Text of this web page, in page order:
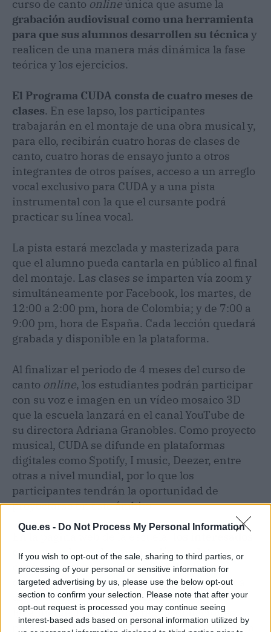
Que.es - Do Not Process My Personal Information
If you wish to opt-out of the sale, sharing to third parties, or
processing of your personal or sensitive information for
targeted advertising by us, please use the below opt-out
section to confirm your selection. Please note that after your
opt-out request is processed you may continue seeing
interest-based ads based on personal information utilized by
curso de canto online única que asume la
grabación audiovisual como una herramienta
para que sus alumnos desarrollen su técnica y
realicen de una manera más dinámica la fase
teórica y los ejercicios.
El Programa CUDA consta de cuatro meses de
clases. En ese lapso, los participantes
trabajarán en el montaje de una obra musical y,
para ello, recibirán cuatro horas de clases de
canto, cuatro horas de ensayo junto a otros
integrantes de otros países, acceso a un arreglo
vocal exclusivo para CUDA y a una pista
instrumental con la que el cursante podrá
practicar su línea vocal.
La pista estará mezclada y masterizada para
que el alumno pueda cantarla en público al final
del montaje. Las clases se imparten vía zoom y
simultáneamente por Facebook, los martes, de
12:00 a 2:00 pm, hora de Colombia; y de 7:00 a
9:00 pm, hora de España. Cada lección quedará
grabada y disponible en la plataforma.
Al finalizar el periodo de 4 meses del curso de
canto online, los estudiantes podrán participar
con su voz e imagen en un vídeo mosaico 3D
que la escuela lanzará en el canal YouTube de
su directora Adriana Granobles. Como proyecto
musical, CUDA se difunde en plataformas
digitales como Spotify, I music, Deezer, entre
otras a nivel mundial, por lo que los
participantes tendrán la oportunidad de
proyectarse en este ámbito.
En la página web de la escuela,
en tomar clases de canto onlinepodrán
conocer la contribución que solicita esta
organización para la inscripción, adaptada a
diversas posibilidades económicas.
Igualmente, la academia recibe donaciones
para incorporar a niños de escasos recursos en